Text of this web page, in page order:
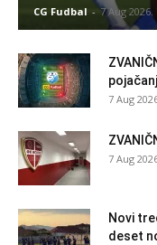
CG Fudbal - 7 Aug 2026.
7 Aug
7 Aug
Novi
deset